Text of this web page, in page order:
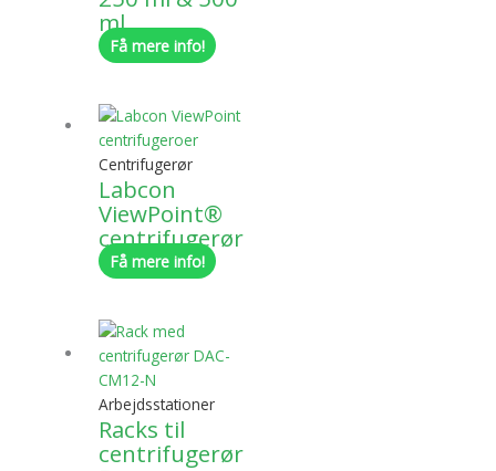
ml
Få mere info!
Centrifugerør
Labcon
ViewPoint®
centrifugerør
Få mere info!
Arbejdsstationer
Racks til
centrifugerør